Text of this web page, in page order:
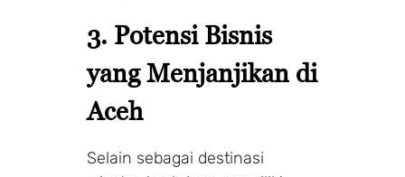
3. Potensi Bisnis
yang Menjanjikan di
Aceh
Selain sebagai destinasi